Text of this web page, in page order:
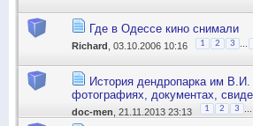
Где в Одессе кино снимали
Richard , 03.10.2006 10:16 1 2 3
История дендропарка им В.И.
фотографиях, документах,
doc-men , 21.11.2013 23:13 1 2 3